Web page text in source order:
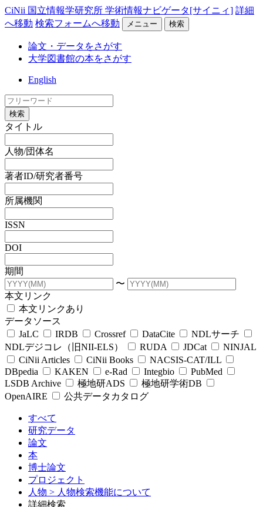
CiNii 国立情報学研究所 学術情報ナビゲータ[サイニィ] 詳細
へ移動 検索フォームへ移動 メニュー 検索
論文・データをさがす
大学図書館の本をさがす
English
検索
タイトル
人物/団体名
著者ID/研究者番号
所属機関
ISSN
DOI
期間
〜
本文リンク
本文リンクあり
データソース
JaLC
IRDB Crossref DataCite
NDLサーチ
NDLデジコレ（旧NII-ELS）
RUDA JDCat
NINJAL
CiNii Articles
CiNii Books
NACSIS-CAT/ILL
DBpedia
KAKEN e-Rad Integbio
PubMed
LSDB Archive
極地研ADS
極地研学術DB
OpenAIRE
公共データカタログ
すべて
研究データ
論文
本
博士論文
プロジェクト
人物 > 人物検索機能について
詳細検索